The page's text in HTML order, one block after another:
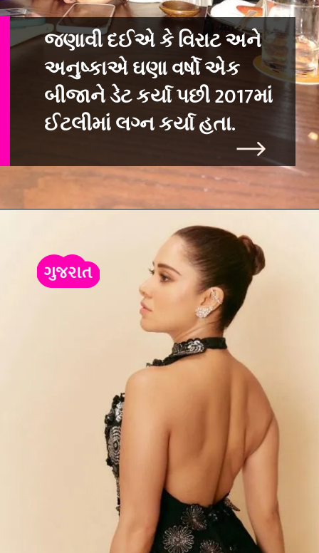
જણાવી દઈએ કે વિરાટ અને
અનુષ્કાએ ઘણા વર્ષો એક
બીજાને ડેટ કર્યા પછી 2017માં